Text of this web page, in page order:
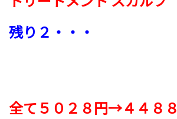
残り２・・・
全て５０２８円→４４８８